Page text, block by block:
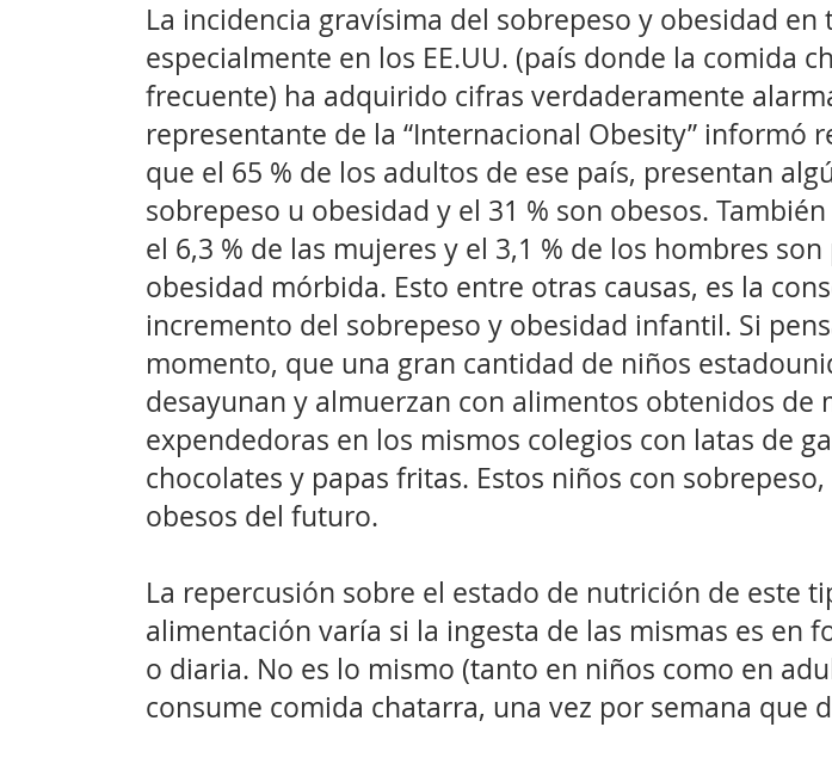
La incidencia gravísima del sobrepeso y obesidad
especialmente en los EE.UU. (país donde la comida
frecuente) ha adquirido cifras verdaderamente
representante de la “Internacional Obesity” informó
que el 65 % de los adultos de ese país, presentan
sobrepeso u obesidad y el 31 % son obesos.
el 6,3 % de las mujeres y el 3,1 % de los hombres
obesidad mórbida. Esto entre otras causas, es la
incremento del sobrepeso y obesidad infantil. Si
momento, que una gran cantidad de niños
desayunan y almuerzan con alimentos obtenidos de
expendedoras en los mismos colegios con latas de
chocolates y papas fritas. Estos niños con
obesos del futuro.
La repercusión sobre el estado de nutrición de este
alimentación varía si la ingesta de las mismas es en
o diaria. No es lo mismo (tanto en niños como en
consume comida chatarra, una vez por semana que